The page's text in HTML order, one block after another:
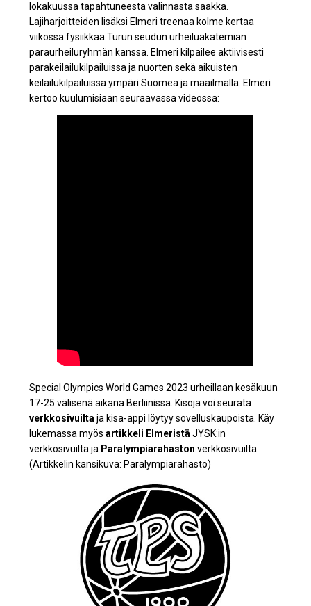
lokakuussa tapahtuneesta valinnasta saakka.
Lajiharjoitteiden lisäksi Elmeri treenaa kolme kertaa
viikossa fysiikkaa Turun seudun urheiluakatemian
paraurheiluryhmän kanssa. Elmeri kilpailee aktiivisesti
parakeilailukilpailuissa ja nuorten sekä aikuisten
keilailukilpailuissa ympäri Suomea ja maailmalla. Elmeri
kertoo kuulumisiaan seuraavassa videossa:
Special Olympics World Games 2023 urheillaan kesäkuun
17-25 välisenä aikana Berliinissä. Kisoja voi seurata
verkkosivuilta ja kisa-appi löytyy sovelluskaupoista. Käy
lukemassa myösartikkeli Elmeristä JYSK:in
verkkosivuilta ja Paralympiarahaston verkkosivuilta.
(Artikkelin kansikuva: Paralympiarahasto)